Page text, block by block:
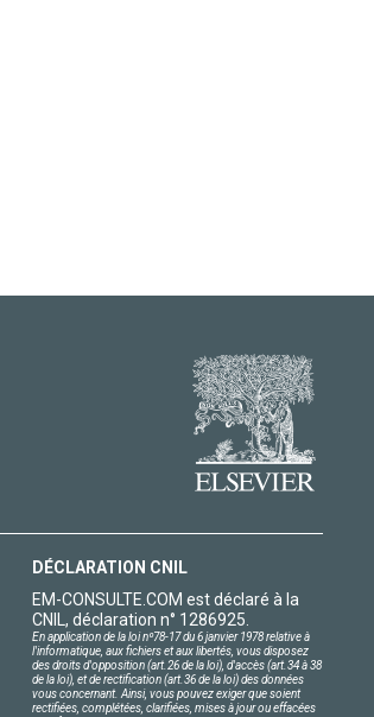
DÉCLARATION CNIL
EM-CONSULTE.COM est déclaré à la
CNIL, déclaration n° 1286925.
En application de la loi nº78-17 du 6 janvier 1978 relative à
l'informatique, aux fichiers et aux libertés, vous disposez
des droits d'opposition (art.26 de la loi), d'accès (art.34 à 38
de la loi), et de rectification (art.36 de la loi) des données
vous concernant. Ainsi, vous pouvez exiger que soient
rectifiées, complétées, clarifiées, mises à jour ou effacées